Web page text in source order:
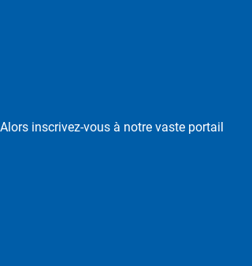
inscrivez-vous à notre vaste portail